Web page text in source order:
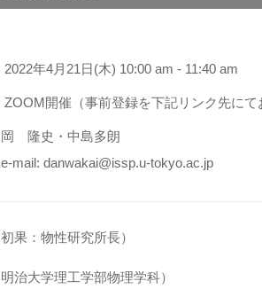
2022年4月21日(木) 10:00 am - 11:40 am
ZOOM開催（事前登録を下記リンク先にて
岡 隆史・中島多朗
e-mail: danwakai@issp.u-tokyo.ac.jp
果：物性研究所長）
大学理工学部物理学科）